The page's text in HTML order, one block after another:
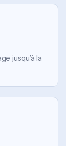
jusqu’à la